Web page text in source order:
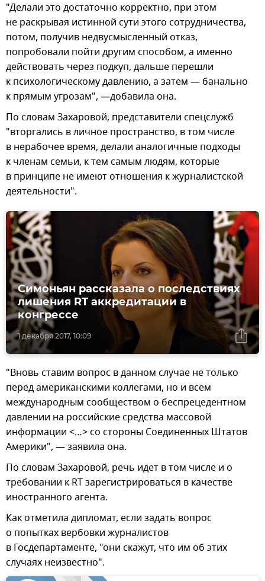
"Делали это достаточно корректно, при этом
не раскрывая истинной сути этого сотрудничества,
потом, получив недвусмысленный отказ,
попробовали пойти другим способом, а именно
действовать через подкуп, дальше перешли
к психологическому давлению, а затем — банально
к прямым угрозам", —добавила она.
По словам Захаровой, представители спецслужб
"вторгались в личное пространство, в том числе
в нерабочее время, делали аналогичные подходы
к членам семьи, к тем самым людям, которые
в принципе не имеют отношения к журналистской
деятельности".
1 декабря 2017, 10:09
Симоньян рассказала о последствиях
лишения RT аккредитации в
конгрессе
"Вновь ставим вопрос в данном случае не только
перед американскими коллегами, но и всем
международным сообществом о беспрецедентном
давлении на российские средства массовой
информации <…> со стороны Соединенных Штатов
Америки", — заявила она.
По словам Захаровой, речь идет в том числе и о
требовании к RT зарегистрироваться в качестве
иностранного агента.
Как отметила дипломат, если задать вопрос
о попытках вербовки журналистов
в Госдепартаменте, "они скажут, что им об этих
случаях неизвестно".